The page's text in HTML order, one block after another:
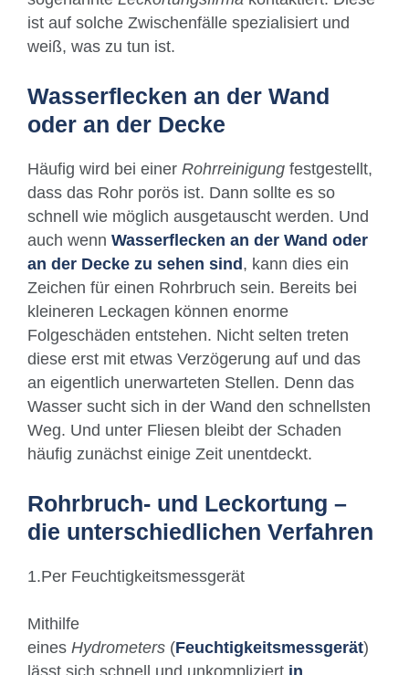
ist auf solche Zwischenfälle spezialisiert und
weiß, was zu tun ist.
Wasserflecken an der Wand
oder an der Decke
Häufig wird bei einer Rohrreinigung festgestellt,
dass das Rohr porös ist. Dann sollte es so
schnell wie möglich ausgetauscht werden. Und
auch wenn Wasserflecken an der Wand oder
an der Decke zu sehen sind , kann dies ein
Zeichen für einen Rohrbruch sein. Bereits bei
kleineren Leckagen können enorme
Folgeschäden entstehen. Nicht selten treten
diese erst mit etwas Verzögerung auf und das
an eigentlich unerwarteten Stellen. Denn das
Wasser sucht sich in der Wand den schnellsten
Weg. Und unter Fliesen bleibt der Schaden
häufig zunächst einige Zeit unentdeckt.
Rohrbruch- und Leckortung –
die unterschiedlichen Verfahren
1.Per Feuchtigkeitsmessgerät
Mithilfe
eines Hydrometers (Feuchtigkeitsmessgerät)